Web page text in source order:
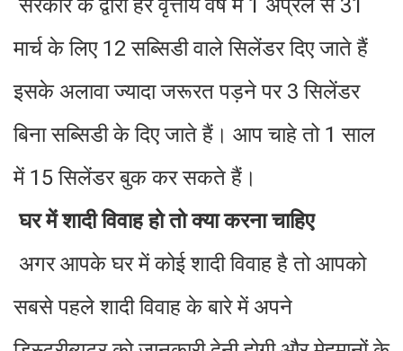
सरकार के द्वारा हर वृत्तीय वर्ष में 1 अप्रैल से 31
मार्च के लिए 12 सब्सिडी वाले सिलेंडर दिए जाते हैं
इसके अलावा ज्यादा जरूरत पड़ने पर 3 सिलेंडर
बिना सब्सिडी के दिए जाते हैं। आप चाहे तो 1 साल
में 15 सिलेंडर बुक कर सकते हैं।
घर में शादी विवाह हो तो क्या करना चाहिए
अगर आपके घर में कोई शादी विवाह है तो आपको
सबसे पहले शादी विवाह के बारे में अपने